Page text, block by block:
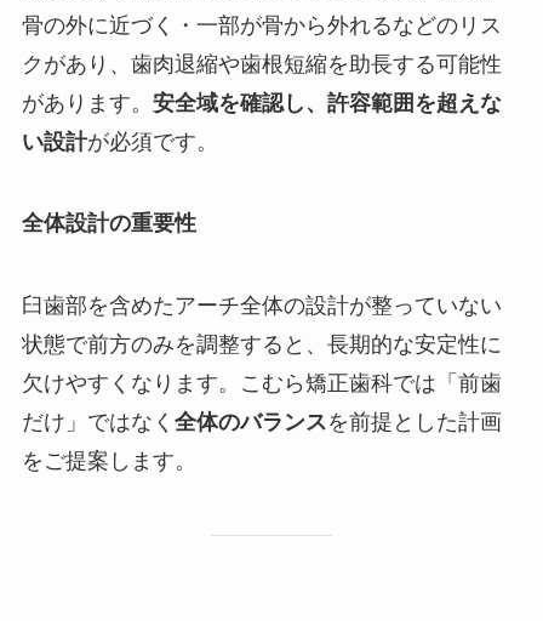
骨の外に近づく・一部が骨から外れるなどのリス
クがあり、歯肉退縮や歯根短縮を助長する可能性
があります。 安全域を確認し、許容範囲を超えな
い設計が必須です。
全体設計の重要性
臼歯部を含めたアーチ全体の設計が整っていない
状態で前方のみを調整すると、長期的な安定性に
欠けやすくなります。こむら矯正歯科では「前歯
だけ」ではなく 全体のバランスを前提とした計画
をご提案します。